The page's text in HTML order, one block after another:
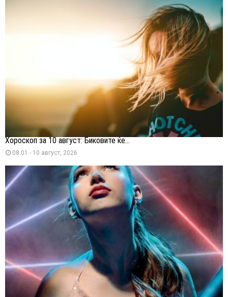
Хороскоп за 10 август: Биковите ќе...
08:01 - 10 август, 2026